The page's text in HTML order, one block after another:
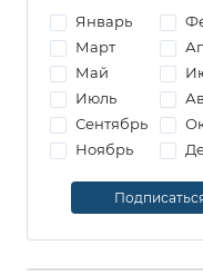
Январь
Март
Май
Июль
Сентябрь
Ноябрь